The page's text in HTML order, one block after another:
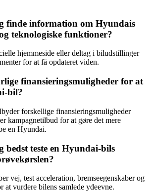
finde information om Hyundais
teknologiske funktioner?
hjemmeside eller deltag i biludstillinger
for at få opdateret viden.
finansieringsmuligheder for at
bil?
forskellige finansieringsmuligheder
kampagnetilbud for at gøre det mere
en Hyundai.
bedst teste en Hyundai-bils
vej, test acceleration, bremseegenskaber og
at vurdere bilens samlede ydeevne.